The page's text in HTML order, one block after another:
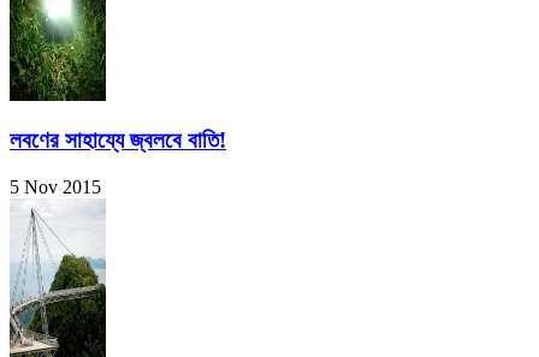
লবণের সাহায্যে জ্বলবে বাতি!
5 Nov 2015